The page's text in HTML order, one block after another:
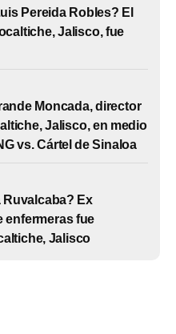
Pereida Robles? El
Jalisco, fue
Moncada, director
Jalisco, en medio
vs. Cártel de Sinaloa
Ruvalcaba? Ex
enfermeras fue
Jalisco